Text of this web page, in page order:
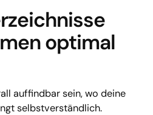
optimal
auffindbar sein, wo deine
selbstverständlich.